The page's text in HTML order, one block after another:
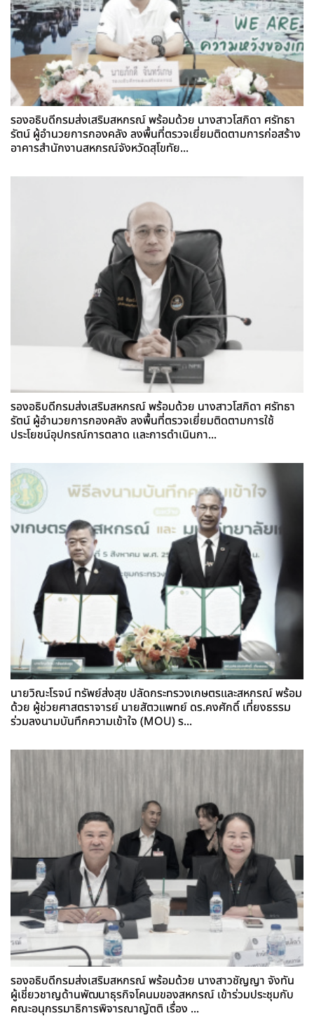
รองอธิบดีกรมส่งเสริมสหกรณ์ พร้อมด้วย นางสาวโสภิดา ศรัทธา
รัตน์ ผู้อำนวยการกองคลัง ลงพื้นที่ตรวจเยี่ยมติดตามการก่อสร้าง
อาคารสำนักงานสหกรณ์จังหวัดสุโขทัย...
รองอธิบดีกรมส่งเสริมสหกรณ์ พร้อมด้วย นางสาวโสภิดา ศรัทธา
รัตน์ ผู้อำนวยการกองคลัง ลงพื้นที่ตรวจเยี่ยมติดตามการใช้
ประโยชน์อุปกรณ์การตลาด เเละการดำเนินกา...
นายวิณะโรจน์ ทรัพย์ส่งสุข ปลัดกระทรวงเกษตรและสหกรณ์ พร้อม
ด้วย ผู้ช่วยศาสตราจารย์ นายสัตวแพทย์ ดร.คงศักดิ์ เที่ยงธรรม
ร่วมลงนามบันทึกความเข้าใจ (MOU) ร...
รองอธิบดีกรมส่งเสริมสหกรณ์ พร้อมด้วย นางสาวชัญญา จังทัน
ผู้เชี่ยวชาญด้านพัฒนาธุรกิจโคนมของสหกรณ์ เข้าร่วมประชุมกับ
คณะอนุกรรมาธิการพิจารณาญัตติ เรื่อง ...